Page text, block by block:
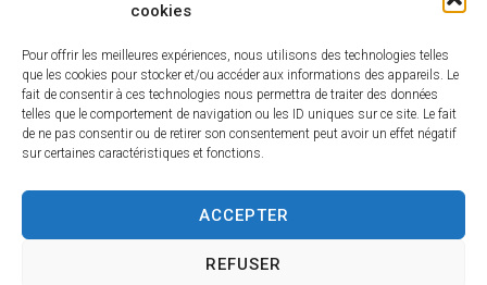
cookies
Pour offrir les meilleures expériences, nous utilisons des technologies telles
que les cookies pour stocker et/ou accéder aux informations des appareils. Le
fait de consentir à ces technologies nous permettra de traiter des données
telles que le comportement de navigation ou les ID uniques sur ce site. Le fait
de ne pas consentir ou de retirer son consentement peut avoir un effet négatif
sur certaines caractéristiques et fonctions.
ACCEPTER
REFUSER
28480 Thiron-Gardais
Traitement de données personnelles